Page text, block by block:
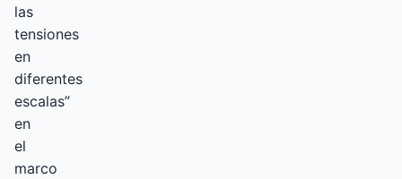
las
tensiones
en
diferentes
escalas”
en
el
marco